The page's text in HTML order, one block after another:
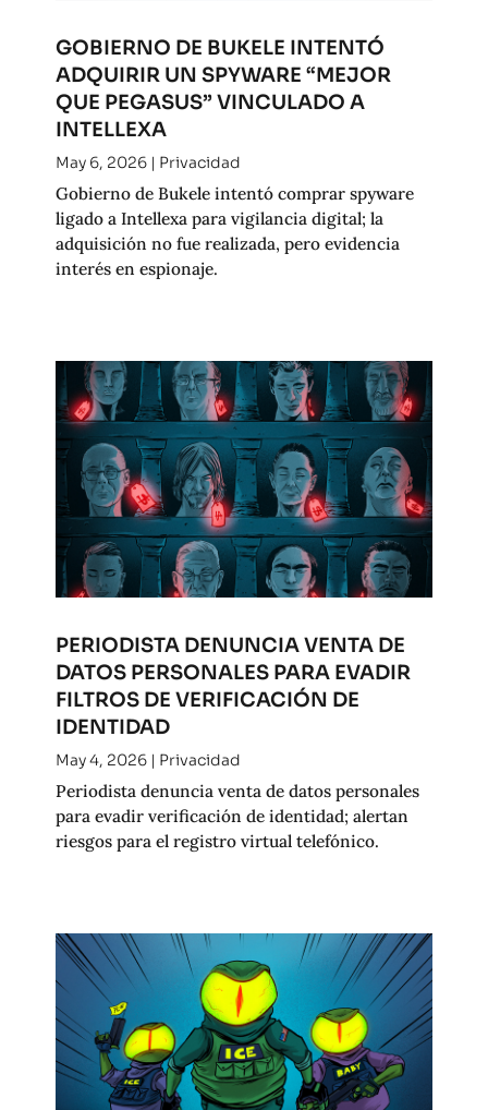
GOBIERNO DE BUKELE INTENTÓ
ADQUIRIR UN SPYWARE “MEJOR
QUE PEGASUS” VINCULADO A
INTELLEXA
May 6, 2026| Privacidad
Gobierno de Bukele intentó comprar spyware
ligado a Intellexa para vigilancia digital; la
adquisición no fue realizada, pero evidencia
interés en espionaje.
PERIODISTA DENUNCIA VENTA DE
DATOS PERSONALES PARA EVADIR
FILTROS DE VERIFICACIÓN DE
IDENTIDAD
May 4, 2026| Privacidad
Periodista denuncia venta de datos personales
para evadir verificación de identidad; alertan
riesgos para el registro virtual telefónico.